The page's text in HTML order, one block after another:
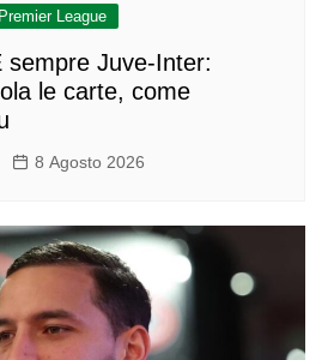
Premier League
sempre Juve-Inter:
le carte, come
8 Agosto 2026